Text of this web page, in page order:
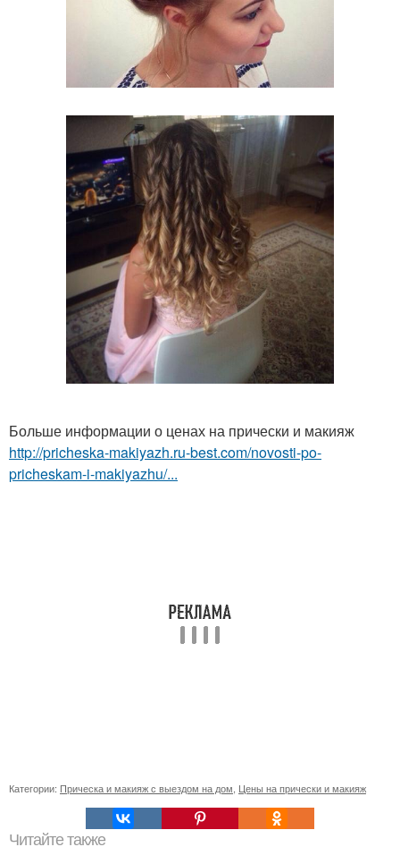
Больше информации о ценах на прически и макияж
http://pricheska-makiyazh.ru-best.com/novosti-po-
pricheskam-i-makiyazhu/...
Категории: Прическа и макияж с выездом на дом Цены на прически и макияж
Читайте также